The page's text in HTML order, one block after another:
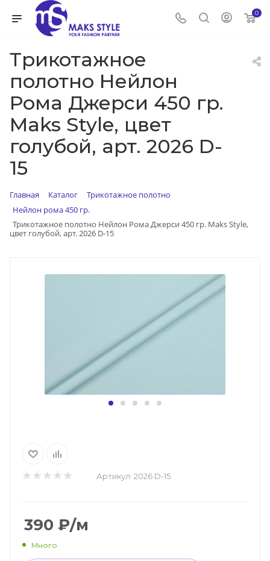
0
Трикотажное
полотно Нейлон
Рома Джерси 450 гр.
Maks Style, цвет
голубой, арт. 2026 D-
15
Главная Каталог
Трикотажное полотно
Нейлон рома 450 гр.
Трикотажное полотно Нейлон Рома Джерси 450 гр. Maks Style,
цвет голубой, арт. 2026 D-15
Артикул: 2026 D-15
390 ₽/м
Много